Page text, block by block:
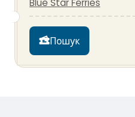
Blue Star Ferries
Пошук